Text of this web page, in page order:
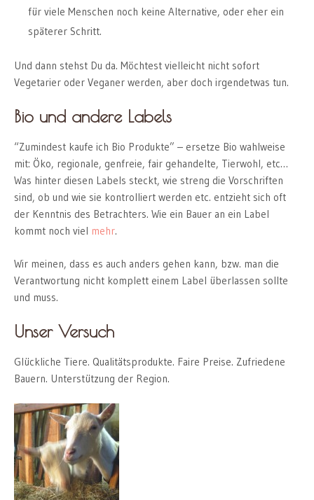
für viele Menschen noch keine Alternative, oder eher ein
späterer Schritt.
Und dann stehst Du da. Möchtest vielleicht nicht sofort
Vegetarier oder Veganer werden, aber doch irgendetwas tun.
Bio und andere Labels
“Zumindest kaufe ich Bio Produkte” – ersetze Bio wahlweise
mit: Öko, regionale, genfreie, fair gehandelte, Tierwohl, etc…
Was hinter diesen Labels steckt, wie streng die Vorschriften
sind, ob und wie sie kontrolliert werden etc. entzieht sich oft
der Kenntnis des Betrachters. Wie ein Bauer an ein Label
kommt noch viel mehr.
Wir meinen, dass es auch anders gehen kann, bzw. man die
Verantwortung nicht komplett einem Label überlassen sollte
und muss.
Unser Versuch
Glückliche Tiere. Qualitätsprodukte. Faire Preise. Zufriedene
Bauern. Unterstützung der Region.